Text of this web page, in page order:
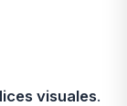
visuales.